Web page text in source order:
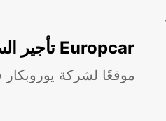
تأجير السيارات في قطر مع Europcar
موقعًا لشركة